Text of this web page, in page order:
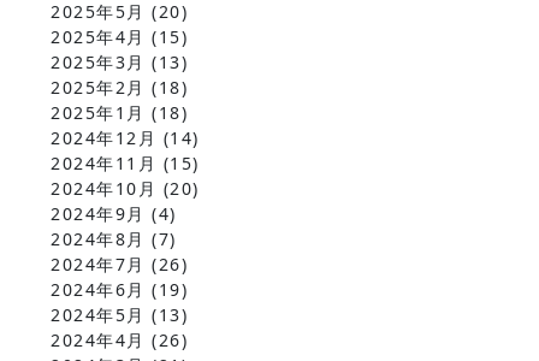
2025年5月 (20)
2025年4月 (15)
2025年3月 (13)
2025年2月 (18)
2025年1月 (18)
2024年12月 (14)
2024年11月 (15)
2024年10月 (20)
2024年9月 (4)
2024年8月 (7)
2024年7月 (26)
2024年6月 (19)
2024年5月 (13)
2024年4月 (26)